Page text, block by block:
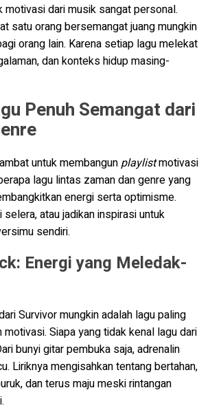
motivasi dari musik sangat personal.
satu orang bersemangat juang mungkin
orang lain. Karena setiap lagu melekat
dan konteks hidup masing-
Penuh Semangat dari
untuk membangun playlistmotivasi
lagu lintas zaman dan genre yang
energi serta optimisme.
atau jadikan inspirasi untuk
sendiri.
Energi yang Meledak-
Survivor mungkin adalah lagu paling
motivasi. Siapa yang tidak kenal lagu dari
bunyi gitar pembuka saja, adrenalin
Liriknya mengisahkan tentang bertahan,
dan terus maju meski rintangan